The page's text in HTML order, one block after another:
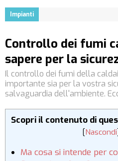
Impianti
Controllo dei fumi
sapere per la
Il controllo dei fumi della
importante sia per la vostra
salvaguardia dell'ambiente.
Scopri il contenuto di
[Nascondi
Ma cosa si intende per